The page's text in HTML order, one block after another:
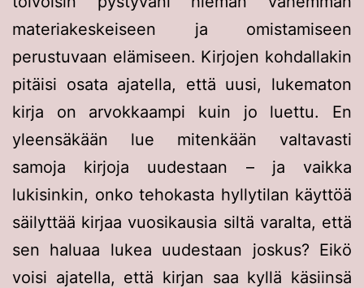
materiakeskeiseen ja omistamiseen
perustuvaan elämiseen. Kirjojen kohdallakin
pitäisi osata ajatella, että uusi, lukematon
kirja on arvokkaampi kuin jo luettu. En
yleensäkään lue mitenkään valtavasti
samoja kirjoja uudestaan – ja vaikka
lukisinkin, onko tehokasta hyllytilan käyttöä
säilyttää kirjaa vuosikausia siltä varalta, että
sen haluaa lukea uudestaan joskus? Eikö
voisi ajatella, että kirjan saa kyllä käsiinsä